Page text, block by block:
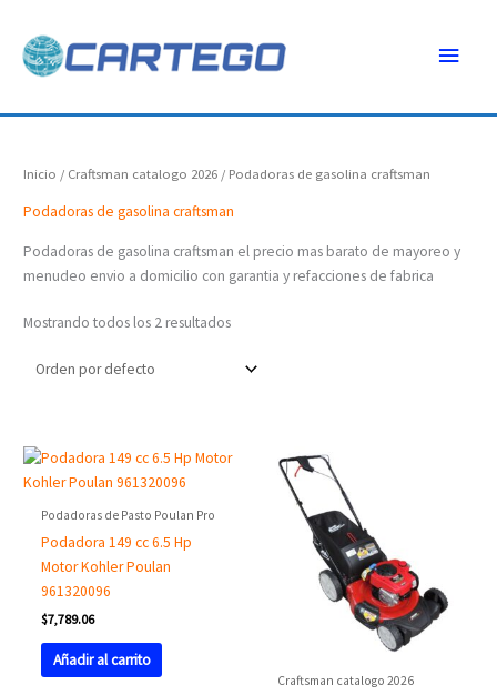
contenido
Inicio / Craftsman catalogo 2026 / Podadoras de gasolina craftsman
Podadoras de gasolina craftsman
Podadoras de gasolina craftsman el precio mas barato de mayoreo y
menudeo envio a domicilio con garantia y refacciones de fabrica
Mostrando todos los 2 resultados
Podadoras de Pasto Poulan Pro
Podadora 149 cc 6.5 Hp
Motor Kohler Poulan
961320096
$7,789.06
Añadir al carrito
Craftsman catalogo 2026